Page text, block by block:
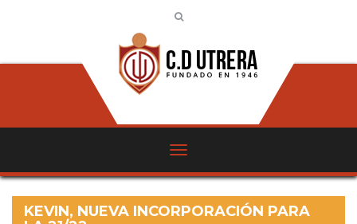
KEVIN, NUEVA INCORPORACIÓN PARA